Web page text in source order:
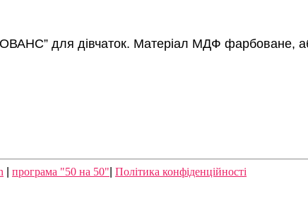
для дівчаток. Матеріал МДФ фарбоване,
програма "50 на 50" Політика конфіденційності